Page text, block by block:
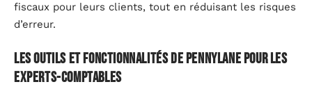
fiscaux pour leurs clients, tout en réduisant les risques
d’erreur.
Les outils et fonctionnalités de pennylane pour les
experts-comptables